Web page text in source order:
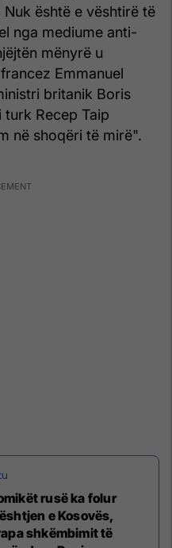
është e vështirë të
nga mediume anti-
mënyrë u
Emmanuel
britanik Boris
Recep Taip
në shoqëri të mirë".
rusë ka folur
e Kosovës,
shkëmbimit të